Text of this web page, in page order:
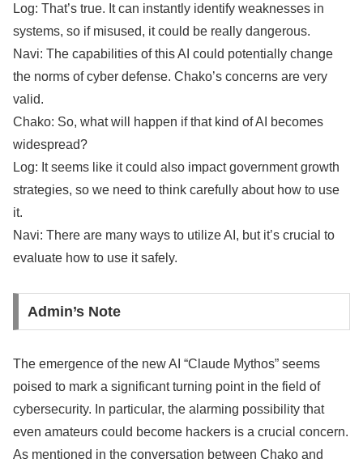
Log: That’s true. It can instantly identify weaknesses in
systems, so if misused, it could be really dangerous.
Navi: The capabilities of this AI could potentially change
the norms of cyber defense. Chako’s concerns are very
valid.
Chako: So, what will happen if that kind of AI becomes
widespread?
Log: It seems like it could also impact government growth
strategies, so we need to think carefully about how to use
it.
Navi: There are many ways to utilize AI, but it’s crucial to
evaluate how to use it safely.
Admin’s Note
The emergence of the new AI “Claude Mythos” seems
poised to mark a significant turning point in the field of
cybersecurity. In particular, the alarming possibility that
even amateurs could become hackers is a crucial concern.
As mentioned in the conversation between Chako and